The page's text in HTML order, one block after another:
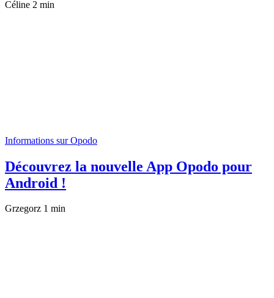
Céline 2 min
Informations sur Opodo
Découvrez la nouvelle App Opodo pour
Android !
Grzegorz 1 min